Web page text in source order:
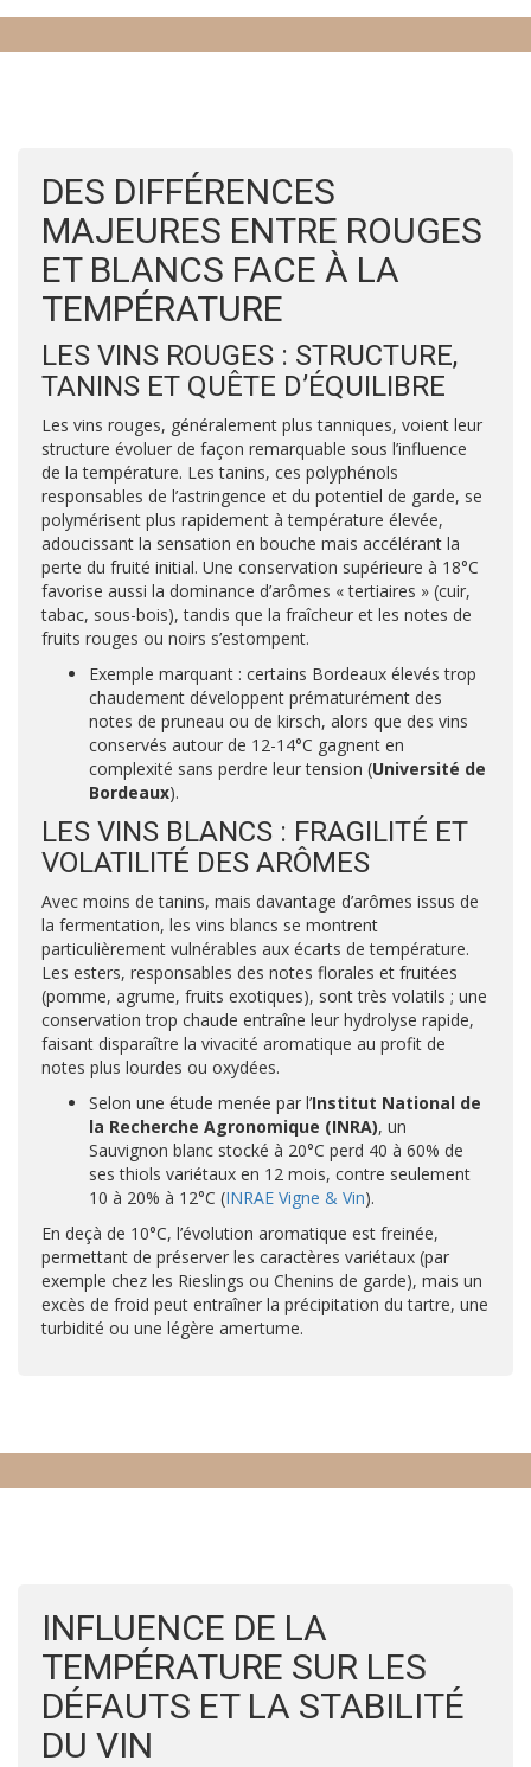
DES DIFFÉRENCES
MAJEURES ENTRE ROUGES
ET BLANCS FACE À LA
TEMPÉRATURE
LES VINS ROUGES : STRUCTURE,
TANINS ET QUÊTE D’ÉQUILIBRE
Les vins rouges, généralement plus tanniques, voient leur
structure évoluer de façon remarquable sous l’influence
de la température. Les tanins, ces polyphénols
responsables de l’astringence et du potentiel de garde, se
polymérisent plus rapidement à température élevée,
adoucissant la sensation en bouche mais accélérant la
perte du fruité initial. Une conservation supérieure à 18°C
favorise aussi la dominance d’arômes « tertiaires » (cuir,
tabac, sous-bois), tandis que la fraîcheur et les notes de
fruits rouges ou noirs s’estompent.
Exemple marquant : certains Bordeaux élevés trop
chaudement développent prématurément des
notes de pruneau ou de kirsch, alors que des vins
conservés autour de 12-14°C gagnent en
complexité sans perdre leur tension (Université de
Bordeaux).
LES VINS BLANCS : FRAGILITÉ ET
VOLATILITÉ DES ARÔMES
Avec moins de tanins, mais davantage d’arômes issus de
la fermentation, les vins blancs se montrent
particulièrement vulnérables aux écarts de température.
Les esters, responsables des notes florales et fruitées
(pomme, agrume, fruits exotiques), sont très volatils ; une
conservation trop chaude entraîne leur hydrolyse rapide,
faisant disparaître la vivacité aromatique au profit de
notes plus lourdes ou oxydées.
Selon une étude menée par l’Institut National de
la Recherche Agronomique (INRA), un
Sauvignon blanc stocké à 20°C perd 40 à 60% de
ses thiols variétaux en 12 mois, contre seulement
10 à 20% à 12°C (INRAE Vigne & Vin).
En deçà de 10°C, l’évolution aromatique est freinée,
permettant de préserver les caractères variétaux (par
exemple chez les Rieslings ou Chenins de garde), mais un
excès de froid peut entraîner la précipitation du tartre, une
turbidité ou une légère amertume.
INFLUENCE DE LA
TEMPÉRATURE SUR LES
DÉFAUTS ET LA STABILITÉ
DU VIN